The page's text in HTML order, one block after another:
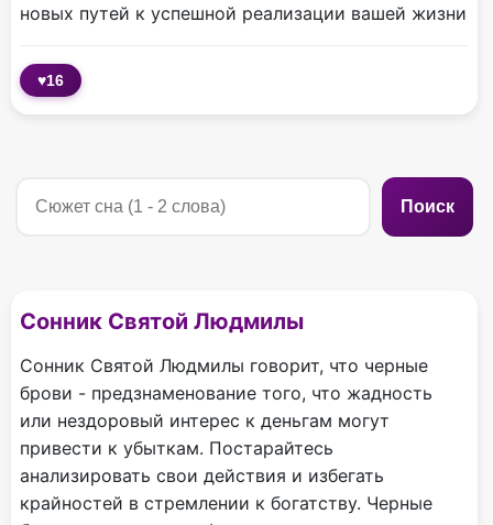
новых путей к успешной реализации вашей жизни
♥16
Поиск
Сонник Святой Людмилы
Сонник Святой Людмилы говорит, что черные
брови - предзнаменование того, что жадность
или нездоровый интерес к деньгам могут
привести к убыткам. Постарайтесь
анализировать свои действия и избегать
крайностей в стремлении к богатству. Черные